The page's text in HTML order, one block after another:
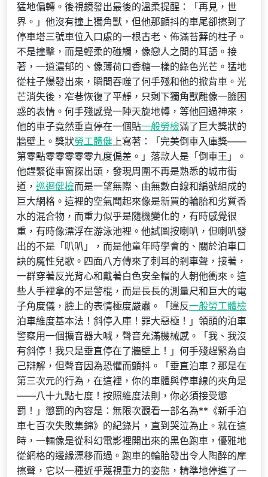
猛地偏轉。後視鏡發出最後的溫柔提醒：「再見，世
界。」他沒有撞上獨角獸，但他那顫抖的車尾卻擦到了
停車塔三號車位入口處的一根古老、佈滿苔蘚的柱子。
不是撞擊，而是輕柔的碰觸，像戀人之間的耳語。接
著，一道濃郁的、像薄荷口香糖一樣的綠色光芒。猛地
從柱子爆發出來，瞬間吞噬了何手殘和他的掀背車。光
芒消失後，窄巷恢復了平靜，只剩下獨角獸雕像一臉困
惑的表情。何手殘感覺一陣天旋地轉，等他回過神來，
他的車子竟然垂直停在一個貼一般勞檢滿了巨大獎狀的
牆壁上。獎狀勞工體健上寫著：「完美倒車入庫獎——
第零點零零零零零九度偏差。」落款人是「倒車王」。
他趕緊從車窗探出頭，發現周圍不再是熟悉的城市街
道， 巡迴健檢而是一望無際、由無數白線和編號組成的
巨大網格。這裡的空氣聞起來像是新買的輪胎和劣質香
水的混合物，而重力似乎是隨機變化的，有時感覺很
重，有時像漂浮在游泳池裡。他試圖按喇叭，但喇叭發
出的不是「叭叭」，而是他童年時學會的、關於泊車口
訣的魔性兒歌。四面八方傳來了刺耳的剎車聲，接著，
一群穿著反光背心和戴著白色安全帽的人朝他衝來。這
些人手裡拿的不是警棍，而是長長的測量尺和巨大的電
子角度儀，臉上的表情極度嚴肅。「違反一般勞工體檢
泊車維度基本法！斜停入庫！罪大惡極！」領頭的泊車
警察用一個擴音器大喊，聲音充滿機械感。「我、我沒
有斜停！我只是垂直停在了牆壁上！」何手殘趕緊為自
己辯解，但聲音因為恐懼而顫抖。「垂直泊車？那是在
第三次元的行為，在這裡，你的車體與停車線的夾角是
——八十九點七度！按照維度法則，你必須接受懲
罰！」懲罰的內容是：無限次觀看一部名為**《新手泊
車七百次失敗集錦》的紀錄片，直到哭泣為止。就在這
時，一輛像是從科幻電影裡開出來的黑色跑車，優雅地
從網格的邊緣漂移而過。跑車的輪胎發出令人陶醉的摩
擦聲，它以一種近乎蔑視重力的姿態，精準地停進了一